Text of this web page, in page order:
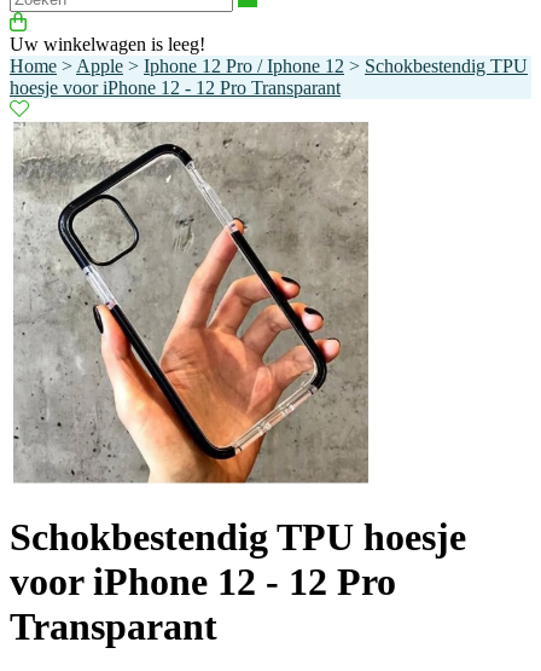
Uw winkelwagen is leeg!
Home > Apple > Iphone 12 Pro / Iphone 12 > Schokbestendig TPU
hoesje voor iPhone 12 - 12 Pro Transparant
Schokbestendig TPU hoesje
voor iPhone 12 - 12 Pro
Transparant